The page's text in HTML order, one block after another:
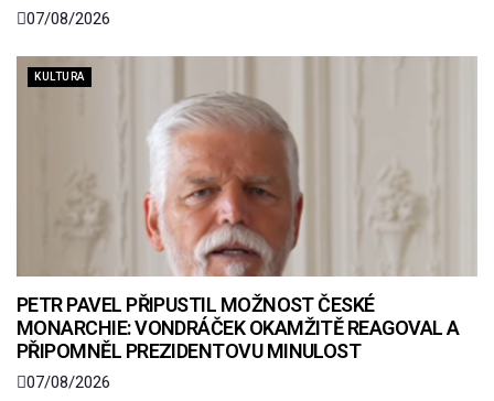
07/08/2026
KULTURA
PETR PAVEL PŘIPUSTIL MOŽNOST ČESKÉ
MONARCHIE: VONDRÁČEK OKAMŽITĚ REAGOVAL A
PŘIPOMNĚL PREZIDENTOVU MINULOST
07/08/2026